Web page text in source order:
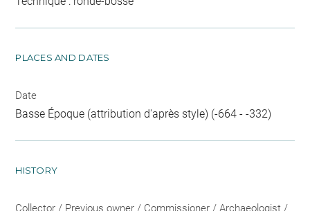
PLACES AND DATES
Date
Basse Époque (attribution d'après style) (-664 - -332)
HISTORY
Collector / Previous owner / Commissioner / Archaeologist /